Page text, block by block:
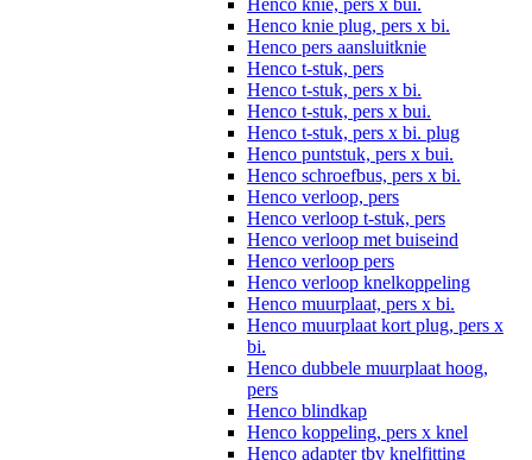
Henco knie, pers x bui.
Henco knie plug, pers x bi.
Henco pers aansluitknie
Henco t-stuk, pers
Henco t-stuk, pers x bi.
Henco t-stuk, pers x bui.
Henco t-stuk, pers x bi. plug
Henco puntstuk, pers x bui.
Henco schroefbus, pers x bi.
Henco verloop, pers
Henco verloop t-stuk, pers
Henco verloop met buiseind
Henco verloop pers
Henco verloop knelkoppeling
Henco muurplaat, pers x bi.
Henco muurplaat kort plug, pers x
bi.
Henco dubbele muurplaat hoog,
pers
Henco blindkap
Henco koppeling, pers x knel
Henco adapter tbv knelfitting